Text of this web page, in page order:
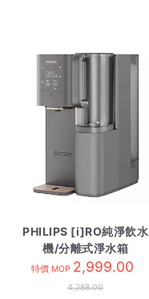
PHILIPS [i]RO純淨飲水
機/分離式淨水箱
ADD6920GY 灰色
特價 MOP 2,999.00
4,288.00